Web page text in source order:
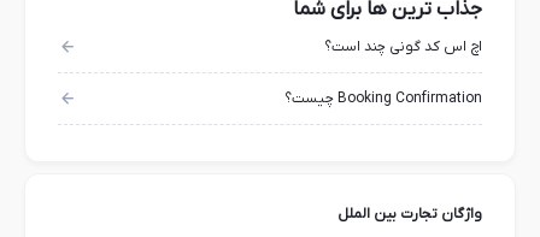
جذاب ترین ها برای شما
اچ اس کد گونی چند است؟
Booking Confirmation چیست؟
واژگان تجارت بین الملل